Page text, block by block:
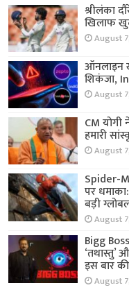
श्रीलंका
खिलाफ
August
ऑनलाइन
शिकंजा,
August
CM
हमारी
August
Spider-
पर
बड़ी
August
Bigg
‘तथास्तु’
इस बार
August